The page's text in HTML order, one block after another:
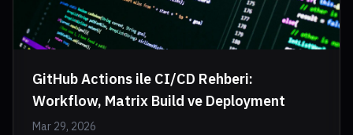
GitHub Actions ile CI/CD Rehberi:
Workflow, Matrix Build ve Deployment
Mar 29, 2026